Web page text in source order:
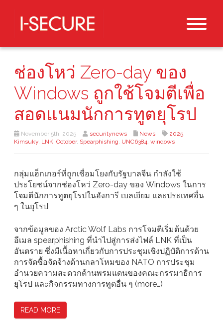
ช่องโหว่ Zero-day ของ
Windows ถูกใช้โจมตีเพื่อ
สอดแนมนักการทูตยุโรป
November 5th, 2025 securitynews News 2025,
Kimsuky, LNK, October, Spearphishing, UNC6384, windows
กลุ่มแฮ็กเกอร์ที่ถูกเชื่อมโยงกับรัฐบาลจีน กำลังใช้
ประโยชน์จากช่องโหว่ Zero-day ของ Windows ในการ
โจมตีนักการทูตยุโรปในฮังการี เบลเยียม และประเทศอื่น
ๆ ในยุโรป
จากข้อมูลของ Arctic Wolf Labs การโจมตีเริ่มต้นด้วย
อีเมล spearphishing ที่นำไปสู่การส่งไฟล์ LNK ที่เป็น
อันตราย ซึ่งมีเนื้อหาเกี่ยวกับการประชุมเชิงปฏิบัติการด้าน
การจัดซื้อจัดจ้างด้านกลาโหมของ NATO การประชุม
อำนวยความสะดวกด้านพรมแดนของคณะกรรมาธิการ
ยุโรป และกิจกรรมทางการทูตอื่น ๆ (more…)
READ MORE